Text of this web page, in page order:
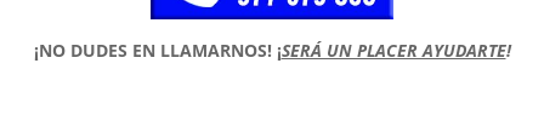
¡NO DUDES EN LLAMARNOS! ¡SERÁ UN PLACER AYUDARTE!